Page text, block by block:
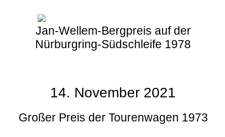
Jan-Wellem-Bergpreis auf der
Nürburgring-Südschleife 1978
14. November 2021
Großer Preis der Tourenwagen 1973